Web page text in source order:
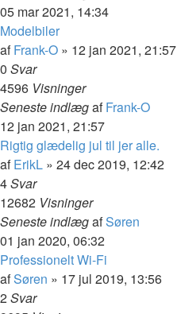
05 mar 2021, 14:34
Modelbiler
afFrank-O » 12 jan 2021, 21:57
0 Svar
4596 Visninger
Seneste indlægafFrank-O
12 jan 2021, 21:57
Rigtig glædelig jul til jer alle.
afErikL » 24 dec 2019, 12:42
4Svar
12682 Visninger
Seneste indlægafSøren
01 jan 2020, 06:32
Professionelt Wi-Fi
afSøren » 17 jul 2019, 13:56
2Svar